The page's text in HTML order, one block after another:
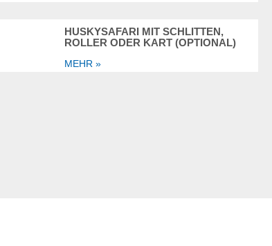
HUSKYSAFARI MIT SCHLITTEN,
ROLLER ODER KART (OPTIONAL)
MEHR »